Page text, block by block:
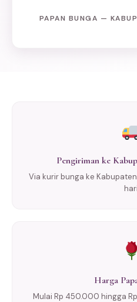
PAPAN BUNGA —
Pengiriman ke
Via kurir bunga ke
Harga
Mulai Rp 450.000 hingga